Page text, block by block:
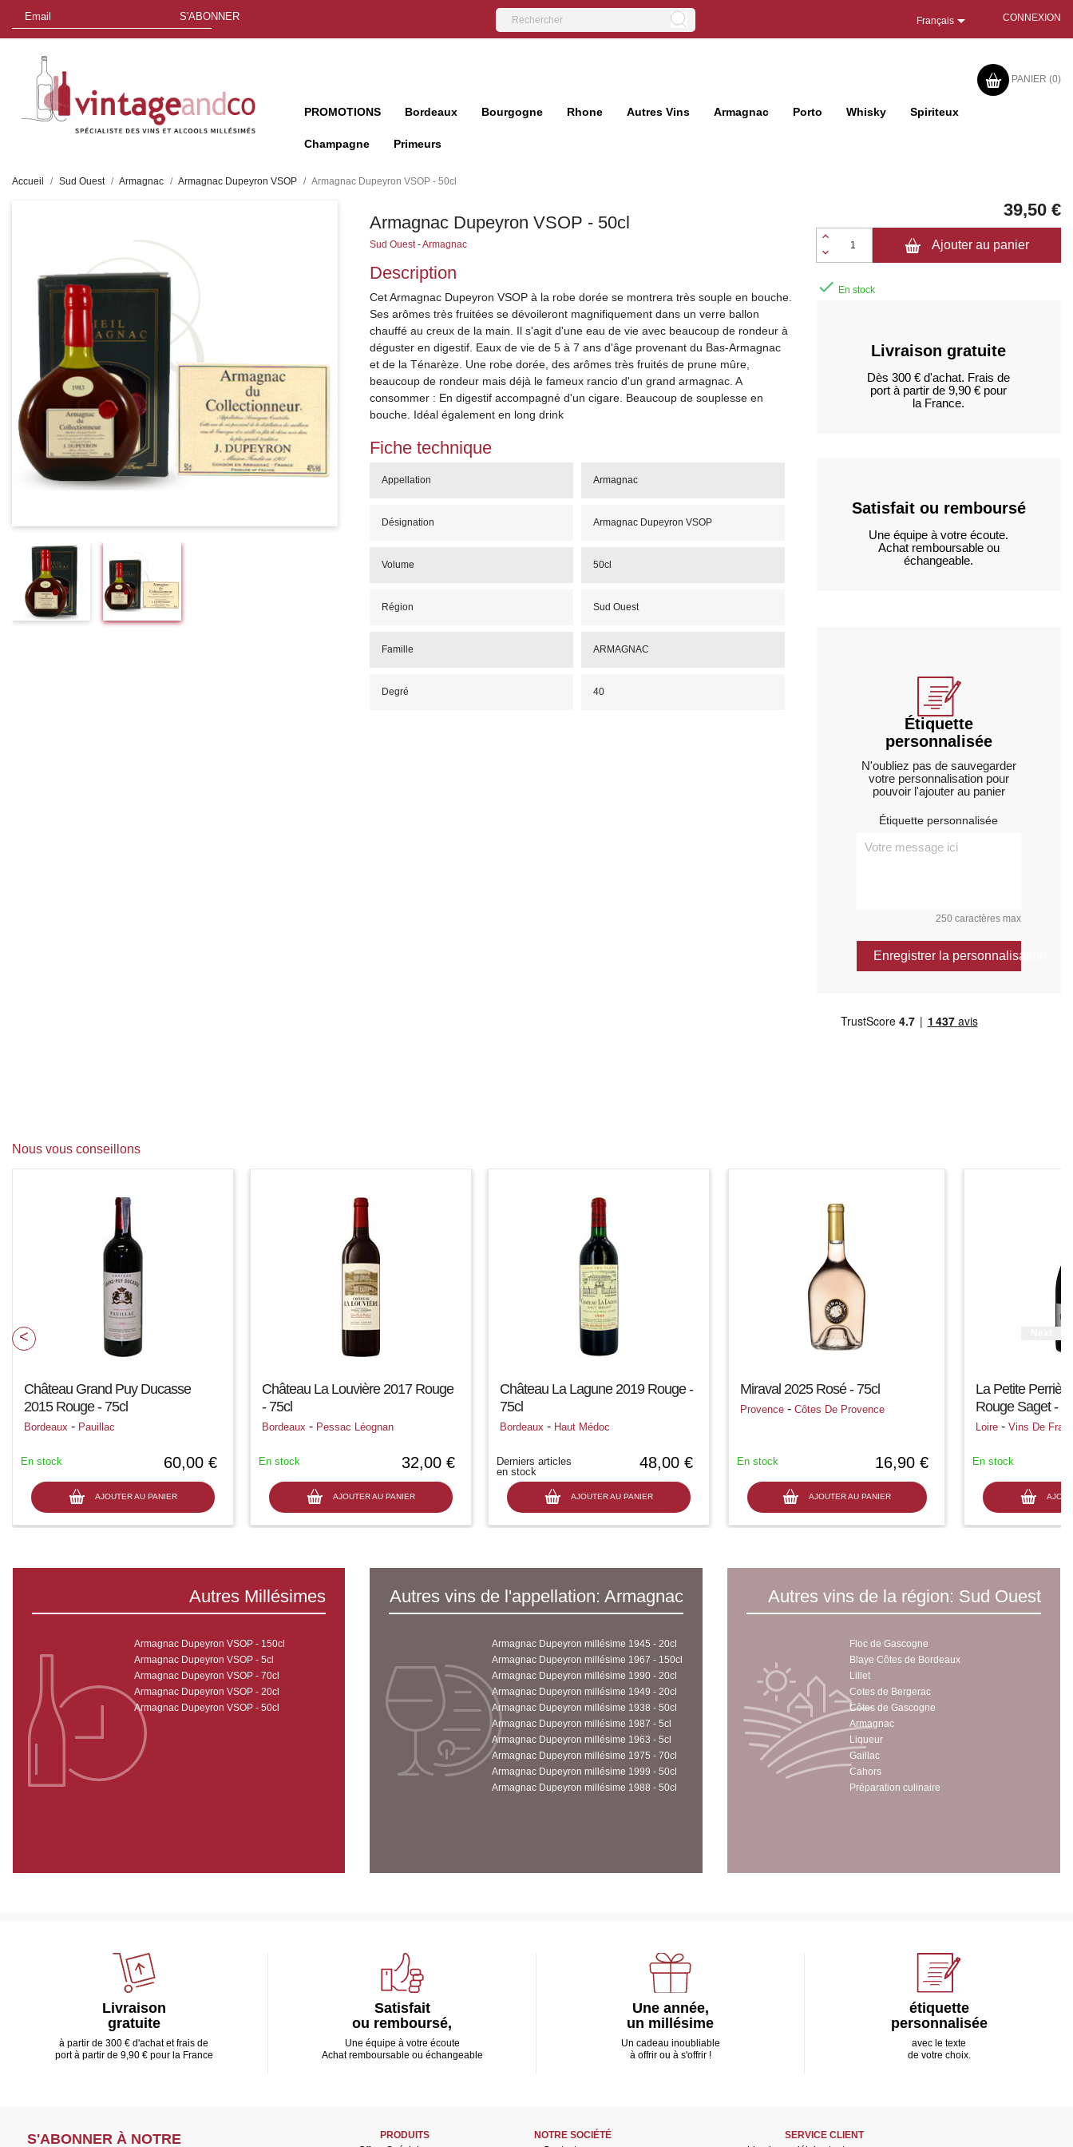
S'ABONNER Français CONNEXION
PANIER (0)
PROMOTIONS Bordeaux Bourgogne Rhone Autres Vins Armagnac Porto Whisky Spiriteux
Champagne Primeurs
Accueil Sud Ouest Armagnac Armagnac Dupeyron VSOP Armagnac Dupeyron VSOP - 50cl
Armagnac Dupeyron VSOP - 50cl
Sud Ouest-Armagnac
Description
Cet Armagnac Dupeyron VSOP à la robe dorée se montrera très souple en bouche.
Ses arômes très fruitées se dévoileront magnifiquement dans un verre ballon
chauffé au creux de la main. Il s'agit d'une eau de vie avec beaucoup de rondeur à
déguster en digestif. Eaux de vie de 5 à 7 ans d'âge provenant du Bas-Armagnac
et de la Ténarèze. Une robe dorée, des arômes très fruités de prune mûre,
beaucoup de rondeur mais déjà le fameux rancio d'un grand armagnac. A
consommer : En digestif accompagné d'un cigare. Beaucoup de souplesse en
bouche. Idéal également en long drink
Fiche technique
Appellation Armagnac
Désignation Armagnac Dupeyron VSOP
Volume 50cl
Région Sud Ouest
Famille ARMAGNAC
Degré 40
39,50 €
Ajouter au panier
 En stock
Livraison gratuite
Dès 300 € d'achat. Frais de
port à partir de 9,90 € pour
la France.
Satisfait ou remboursé
Une équipe à votre écoute.
Achat remboursable ou
échangeable.
Étiquette
personnalisée
N'oubliez pas de sauvegarder
votre personnalisation pour
pouvoir l'ajouter au panier
Étiquette personnalisée
250 caractères max
Enregistrer la personnalisation
Nous vous conseillons
Château Grand Puy Ducasse
2015 Rouge - 75cl
Bordeaux - Pauillac
60,00 €
AJOUTER AU PANIER
En stock
Château La Louvière 2017 Rouge
- 75cl
Bordeaux - Pessac Léognan
32,00 €
AJOUTER AU PANIER
En stock
Château La Lagune 2019 Rouge -
75cl
Bordeaux - Haut Médoc
48,00 €
AJOUTER AU PANIER
Derniers articles
en stock
Miraval 2025 Rosé - 75cl
Provence - Côtes De Provence
16,90 €
AJOUTER AU PANIER
En stock
La Petite
Rouge Saget -
Loire - Vins De
En stock
Autres Millésimes
Armagnac Dupeyron VSOP - 150cl
Armagnac Dupeyron VSOP - 5cl
Armagnac Dupeyron VSOP - 70cl
Armagnac Dupeyron VSOP - 20cl
Armagnac Dupeyron VSOP - 50cl
Autres vins de l'appellation: Armagnac
Armagnac Dupeyron millésime 1945 - 20cl
Armagnac Dupeyron millésime 1967 - 150cl
Armagnac Dupeyron millésime 1990 - 20cl
Armagnac Dupeyron millésime 1949 - 20cl
Armagnac Dupeyron millésime 1938 - 50cl
Armagnac Dupeyron millésime 1987 - 5cl
Armagnac Dupeyron millésime 1963 - 5cl
Armagnac Dupeyron millésime 1975 - 70cl
Armagnac Dupeyron millésime 1999 - 50cl
Armagnac Dupeyron millésime 1988 - 50cl
Autres vins de la région: Sud Ouest
Floc de Gascogne
Blaye Côtes de Bordeaux
Lillet
Cotes de Bergerac
Côtes de Gascogne
Armagnac
Liqueur
Gaillac
Cahors
Préparation culinaire
Livraison
gratuite
à partir de 300 € d'achat et frais de
port à partir de 9,90 € pour la France
Satisfait
ou remboursé,
Une équipe à votre écoute
Achat remboursable ou échangeable
Une année,
un millésime
Un cadeau inoubliable
à offrir ou à s'offrir !
étiquette
personnalisée
avec le texte
de votre choix.
S'ABONNER À NOTRE
PRODUITS
NOTRE SOCIÉTÉ
SERVICE CLIENT